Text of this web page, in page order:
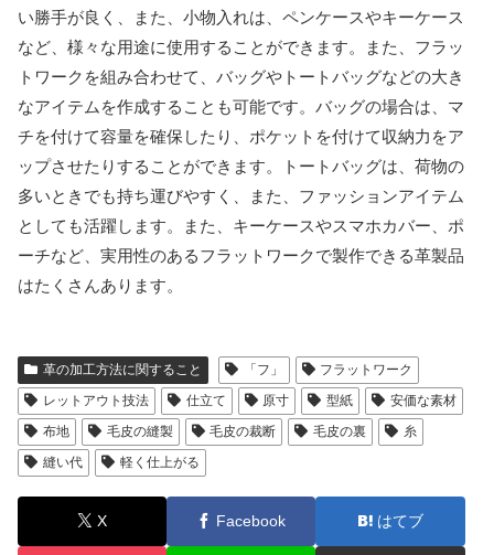
い勝手が良く、また、小物入れは、ペンケースやキーケース
など、様々な用途に使用することができます。また、フラッ
トワークを組み合わせて、バッグやトートバッグなどの大き
なアイテムを作成することも可能です。バッグの場合は、マ
チを付けて容量を確保したり、ポケットを付けて収納力をア
ップさせたりすることができます。トートバッグは、荷物の
多いときでも持ち運びやすく、また、ファッションアイテム
としても活躍します。また、キーケースやスマホカバー、ポ
ーチなど、実用性のあるフラットワークで製作できる革製品
はたくさんあります。
革の加工方法に関すること 「フ」
フラットワーク
レットアウト技法
仕立て 原寸 型紙
安価な素材
布地
毛皮の縫製 毛皮の裁断 毛皮の裏
糸
縫い代
軽く仕上がる
X Facebook はてブ